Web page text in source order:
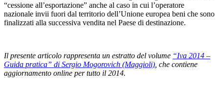
“cessione all’esportazione” anche al caso in cui l’operatore
nazionale invii fuori dal territorio dell’Unione europea beni che sono
finalizzati alla successiva vendita nel Paese di destinazione.
Il presente articolo rappresenta un estratto del volume “Iva 2014 –
Guida pratica” di Sergio Mogorovich (Maggioli) , che contiene
aggiornamento online per tutto il 2014.